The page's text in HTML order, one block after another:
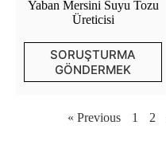
Yaban Mersini Suyu Tozu
Üreticisi
SORUŞTURMA
GÖNDERMEK
« Previous 1 2